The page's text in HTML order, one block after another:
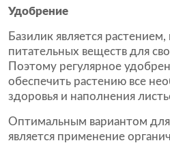
Удобрение
Базилик является
питательных веществ для
Поэтому регулярное
обеспечить растению все
здоровья и наполнения
Оптимальным вариантом
является применение